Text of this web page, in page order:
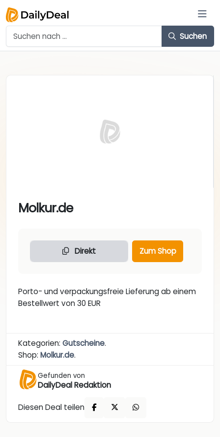
Suchen
Molkur.de
Direkt Zum Shop
Porto- und verpackungsfreie Lieferung ab einem
Bestellwert von 30 EUR
Kategorien: Gutscheine.
Shop: Molkur.de.
Gefunden von
DailyDeal Redaktion
Diesen Deal teilen